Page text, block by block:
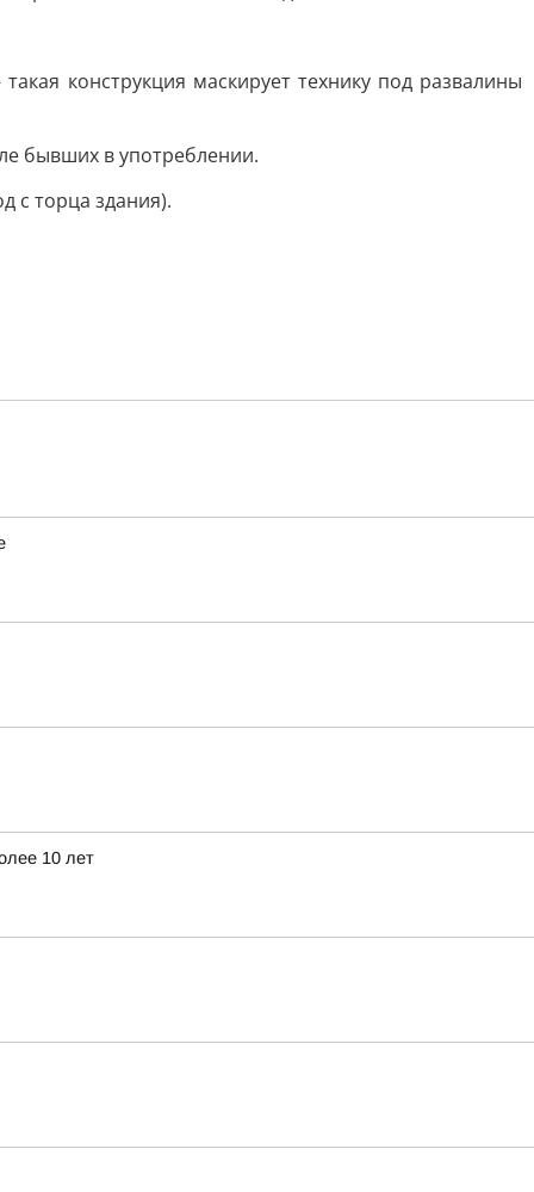
конструкция маскирует технику под развалины
бывших в употреблении.
с торца здания).
10 лет